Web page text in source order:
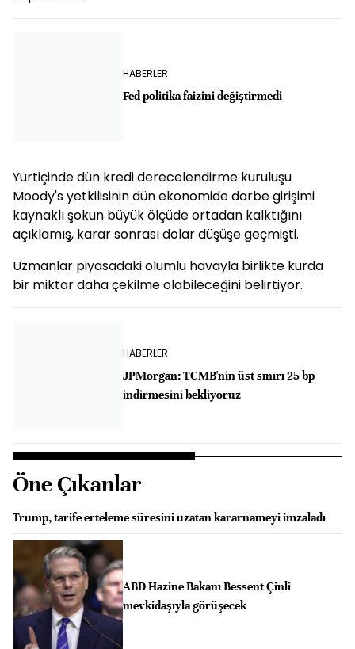
HABERLER
Fed politika faizini değiştirmedi
Yurtiçinde dün kredi derecelendirme kuruluşu
Moody's yetkilisinin dün ekonomide darbe girişimi
kaynaklı şokun büyük ölçüde ortadan kalktığını
açıklamış, karar sonrası dolar düşüşe geçmişti.
Uzmanlar piyasadaki olumlu havayla birlikte kurda
bir miktar daha çekilme olabileceğini belirtiyor.
HABERLER
JPMorgan: TCMB'nin üst sınırı 25 bp
indirmesini bekliyoruz
Öne Çıkanlar
Trump, tarife erteleme süresini uzatan kararnameyi imzaladı
ABD Hazine Bakanı Bessent Çinli
mevkidaşıyla görüşecek